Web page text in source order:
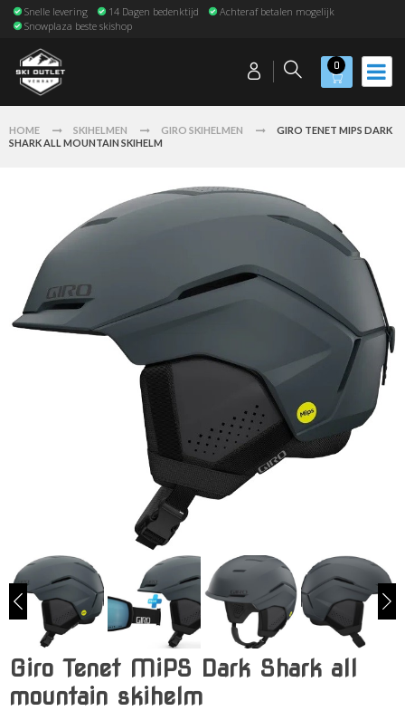
Snelle levering 14 Dagen bedenktijd
Achteraf betalen mogelijk
Snowplaza beste skishop
0
HOME SKIHELMEN GIRO SKIHELMEN
GIRO TENET MIPS DARK
SHARK ALL MOUNTAIN SKIHELM
Giro Tenet MiPS Dark Shark all
mountain skihelm